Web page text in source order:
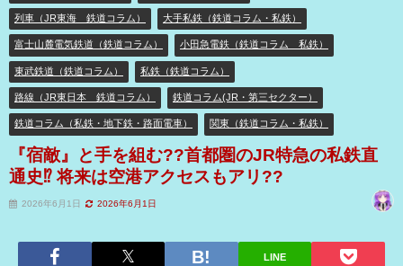
列車（JR東海 鉄道コラム） 大手私鉄（鉄道コラム・私鉄）
富士山麓電気鉄道（鉄道コラム） 小田急電鉄（鉄道コラム 私鉄）
東武鉄道（鉄道コラム） 私鉄（鉄道コラム）
路線（JR東日本 鉄道コラム） 鉄道コラム(JR・第三セクター）
鉄道コラム（私鉄・地下鉄・路面電車） 関東（鉄道コラム・私鉄）
『宿敵』と手を組む??首都圏のJR特急の私鉄直
通史⁉ 将来は空港アクセスもアリ??
2026年6月1日 2026年6月1日
LINE